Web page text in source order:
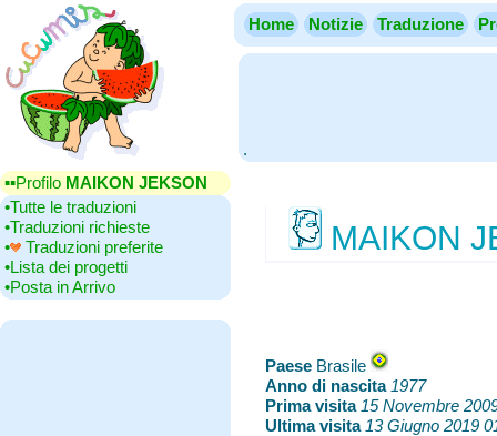
Home Notizie Traduzione
.
▪▪‎Profilo MAIKON JEKSON
•‎Tutte le traduzioni
•‎Traduzioni richieste
•‎
Traduzioni preferite
•‎Lista dei progetti
•‎Posta in Arrivo
MAIKON
Paese ‎Brasile
Anno di nascita‎ 1977
Prima visita‎ 15 Novembre
Ultima visita‎ 13 Giugno 2019